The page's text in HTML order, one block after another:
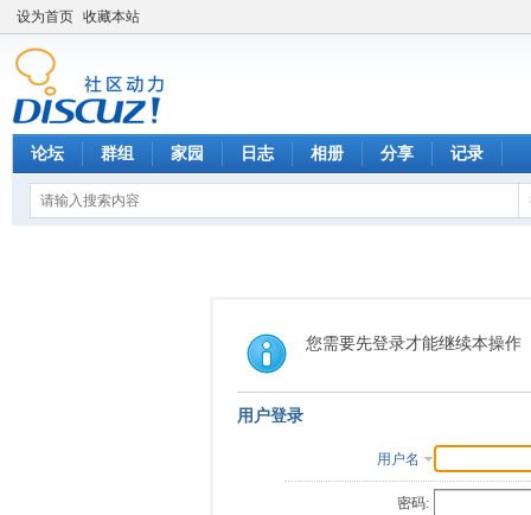
设为首页 收藏本站
论坛 群组 家园 日志 相册 分享 记录
您需要先登录才能继续本操作
用户登录
用户名
密码: